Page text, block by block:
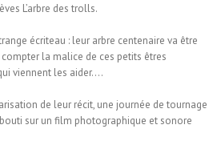
L’arbre des trolls.
écriteau : leur arbre centenaire va être
compter la malice de ces petits êtres
viennent les aider….
de leur récit, une journée de tournage
sur un film photographique et sonore